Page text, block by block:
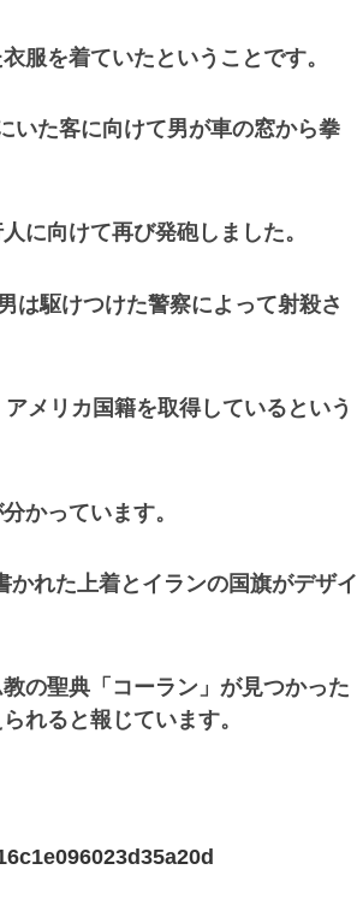
服を着ていたということです。
いた客に向けて男が車の窓から拳
に向けて再び発砲しました。
は駆けつけた警察によって射殺さ
メリカ国籍を取得しているという
かっています。
れた上着とイランの国旗がデザイ
の聖典「コーラン」が見つかった
れると報じています。